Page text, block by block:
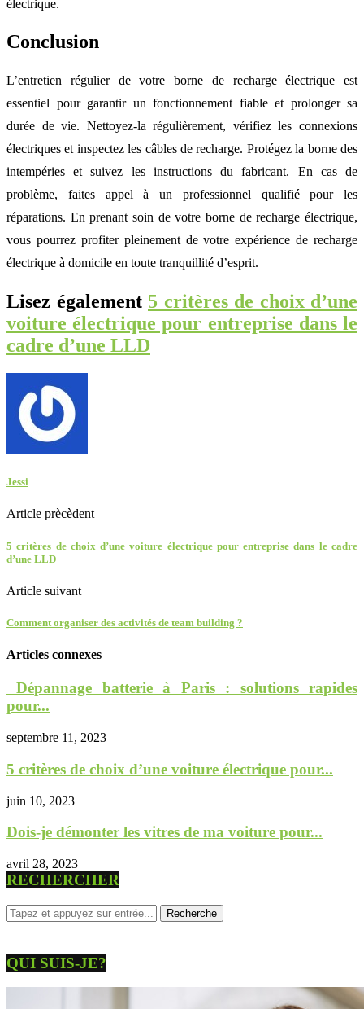
électrique.
Conclusion
L’entretien régulier de votre borne de recharge électrique est
essentiel pour garantir un fonctionnement fiable et prolonger sa
durée de vie. Nettoyez-la régulièrement, vérifiez les connexions
électriques et inspectez les câbles de recharge. Protégez la borne des
intempéries et suivez les instructions du fabricant. En cas de
problème, faites appel à un professionnel qualifié pour les
réparations. En prenant soin de votre borne de recharge électrique,
vous pourrez profiter pleinement de votre expérience de recharge
électrique à domicile en toute tranquillité d’esprit.
Lisez également 5 critères de choix d’une
voiture électrique pour entreprise dans le
cadre d’une LLD
Jessi
Article prècèdent
5 critères de choix d’une voiture électrique pour entreprise dans le cadre
d’une LLD
Article suivant
Comment organiser des activités de team building ?
Articles connexes
Dépannage batterie à Paris : solutions rapides
pour...
septembre 11, 2023
5 critères de choix d’une voiture électrique pour...
juin 10, 2023
Dois-je démonter les vitres de ma voiture pour...
avril 28, 2023
RECHERCHER
QUI SUIS-JE?